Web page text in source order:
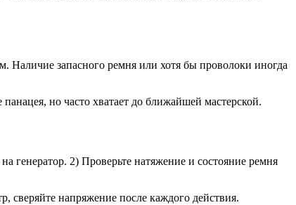
Наличие запасного ремня или хотя бы проволоки иногда
но часто хватает до ближайшей мастерской.
генератор. 2) Проверьте натяжение и состояние ремня
сверяйте напряжение после каждого действия.